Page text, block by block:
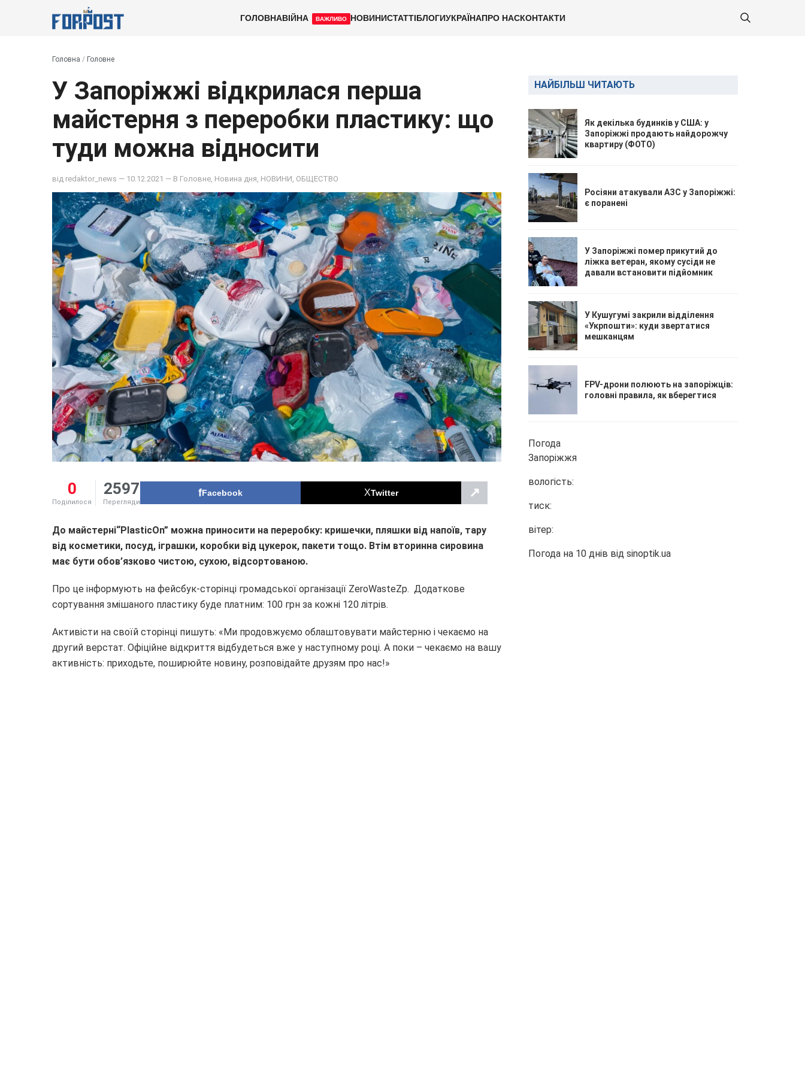
ГОЛОВНАВІЙНА ВАЖЛИВО НОВИНИСТАТТІБЛОГИУКРАЇНАПРО НАСКОНТАКТИ
Головна / Головне
У Запоріжжі відкрилася перша
майстерня з переробки пластику: що
туди можна відносити
від redaktor_news — 10.12.2021 — В Головне Новина дня НОВИНИ ОБЩЕСТВО
0
Поділилося
2597
Перегляди
Facebook Twitter ↗
До майстерні“PlasticOn” можна приносити на переробку: кришечки, пляшки від напоїв, тару
від косметики, посуд, іграшки, коробки від цукерок, пакети тощо. Втім вторинна сировина
має бути обов’язково чистою, сухою, відсортованою.
Про це інформують на фейсбук-сторінці громадської організації ZeroWasteZp. Додаткове
сортування змішаного пластику буде платним: 100 грн за кожні 120 літрів.
Активісти на своїй сторінці пишуть: «Ми продовжуємо облаштовувати майстерню і чекаємо на
другий верстат. Офіційне відкриття відбудеться вже у наступному році. А поки – чекаємо на вашу
активність: приходьте, поширюйте новину, розповідайте друзям про нас!»
НАЙБІЛЬШ ЧИТАЮТЬ
Як декілька будинків у США: у
Запоріжжі продають найдорожчу
квартиру (ФОТО)
Росіяни атакували АЗС у Запоріжжі:
є поранені
У Запоріжжі помер прикутий до
ліжка ветеран, якому сусіди не
давали встановити підйомник
У Кушугумі закрили відділення
«Укрпошти»: куди звертатися
мешканцям
FPV-дрони полюють на запоріжців:
головні правила, як вберегтися
Погода
Запоріжжя
вологість:
тиск:
вітер:
Погода на 10 днів від sinoptik.ua